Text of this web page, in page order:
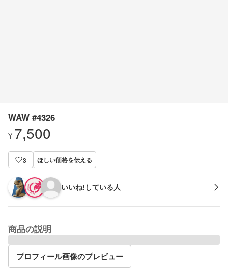
WAW #4326
¥ 7,500
3 ほしい価格を伝える
いいね!している人
商品の説明
プロフィール画像のプレビュー